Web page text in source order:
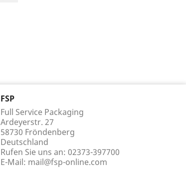
FSP
Full Service Packaging
Ardeyerstr. 27
58730 Fröndenberg
Deutschland
Rufen Sie uns an: 02373-397700
E-Mail: mail@fsp-online.com